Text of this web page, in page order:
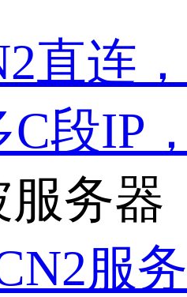
直连
C段IP
务器
服